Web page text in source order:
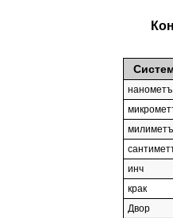
инч
крак
Двор